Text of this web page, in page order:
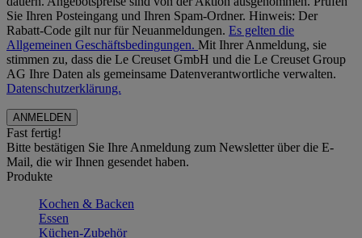
Sie Ihren Posteingang und Ihren Spam-Ordner. Hinweis: Der
Rabatt-Code gilt nur für Neuanmeldungen. Es gelten die
Allgemeinen Geschäftsbedingungen. Mit Ihrer Anmeldung, sie
stimmen zu, dass die Le Creuset GmbH und die Le Creuset Group
AG Ihre Daten als gemeinsame Datenverantwortliche verwalten.
Datenschutzerklärung.
Fast fertig!
Bitte bestätigen Sie Ihre Anmeldung zum Newsletter über die E-
Mail, die wir Ihnen gesendet haben.
Produkte
Kochen & Backen
Essen
Küchen-Zubehör